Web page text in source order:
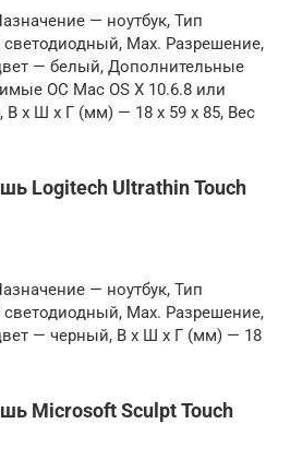
— ноутбук, Тип
Max. Разрешение,
— белый, Дополнительные
ОС Mac OS X 10.6.8 или
В x Ш x Г (мм) — 18 x 59 x 85, Вес
Logitech Ultrathin Touch
— ноутбук, Тип
Max. Разрешение,
— черный, В x Ш x Г (мм) — 18
Microsoft Sculpt Touch